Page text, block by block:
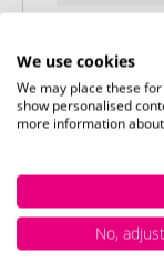
Wählen Sie
Artikel in
We use cookies
We may place these
show personalised
more information
No, adjust